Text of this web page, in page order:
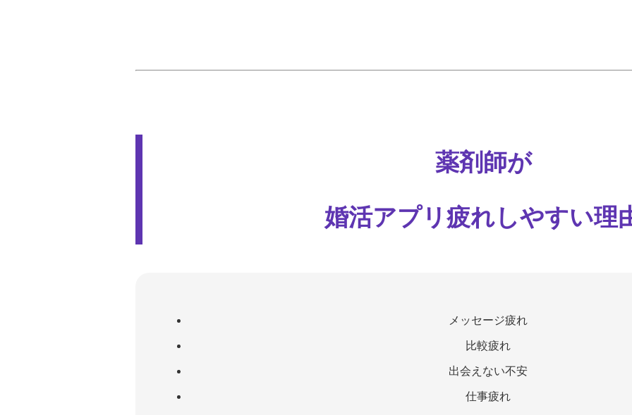
薬剤師が
婚活アプリ疲れしやすい理
メッセージ疲れ
比較疲れ
出会えない不安
仕事疲れ